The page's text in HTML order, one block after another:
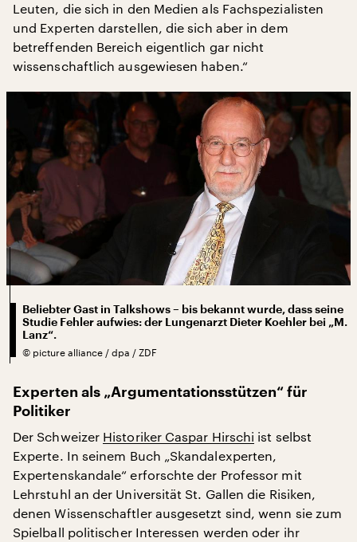
Leuten, die sich in den Medien als Fachspezialisten
und Experten darstellen, die sich aber in dem
betreffenden Bereich eigentlich gar nicht
wissenschaftlich ausgewiesen haben.“
Beliebter Gast in Talkshows – bis bekannt wurde, dass seine
Studie Fehler aufwies: der Lungenarzt Dieter Koehler bei „M.
Lanz“.
© picture alliance / dpa / ZDF
Experten als „Argumentationsstützen“ für
Politiker
Der Schweizer Historiker Caspar Hirschi ist selbst
Experte. In seinem Buch „Skandalexperten,
Expertenskandale“ erforschte der Professor mit
Lehrstuhl an der Universität St. Gallen die Risiken,
denen Wissenschaftler ausgesetzt sind, wenn sie zum
Spielball politischer Interessen werden oder ihr